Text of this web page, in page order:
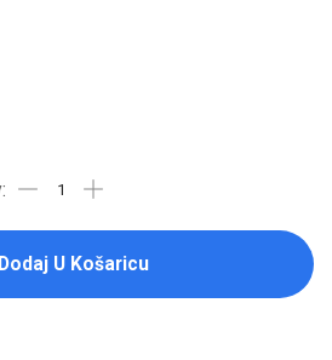
Dodaj U Košaricu